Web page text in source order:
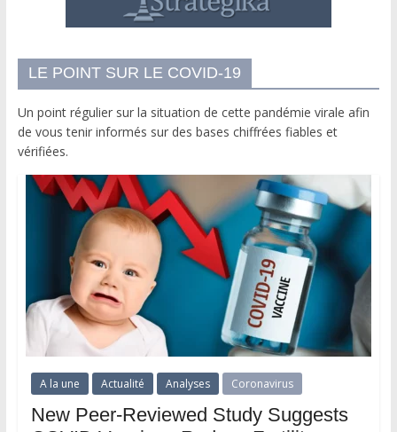
LE POINT SUR LE COVID-19
Un point régulier sur la situation de cette pandémie virale afin
de vous tenir informés sur des bases chiffrées fiables et
vérifiées.
A la une Actualité Analyses Coronavirus
New Peer-Reviewed Study Suggests